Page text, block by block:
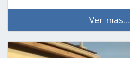
Ver mas...